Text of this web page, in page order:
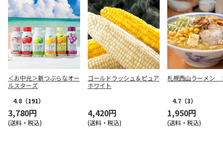
＜お中元＞新つぶらなオー
ルスターズ
4.8 （191）
3,780円
(送料・税込)
ゴールドラッシュ＆ピュア
ホワイト
4,420円
(送料・税込)
札幌西山ラーメン
4.7 （3）
1,950円
(送料・税込)